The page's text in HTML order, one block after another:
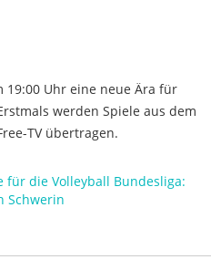
19:00 Uhr eine neue Ära für
werden Spiele aus dem
TV übertragen.
für die Volleyball Bundesliga:
Schwerin